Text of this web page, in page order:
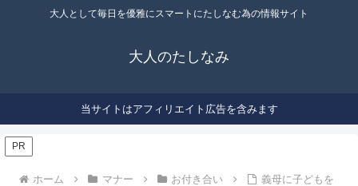
大人として毎日を優雅にスマートにたしなむ為の情報サイト
大人のたしなみ
当サイトはアフィリエイト広告を含みます
PR
ホーム マナー お付き合い
義母に子どもを